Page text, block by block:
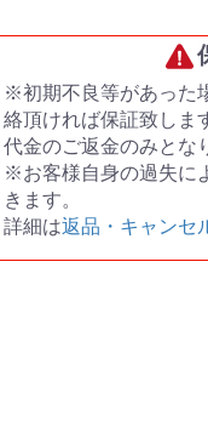
※初期不良等があった
絡頂ければ保証致しま
代金のご返金のみとな
※お客様自身の過失に
きます。
詳細は返品・キャンセ